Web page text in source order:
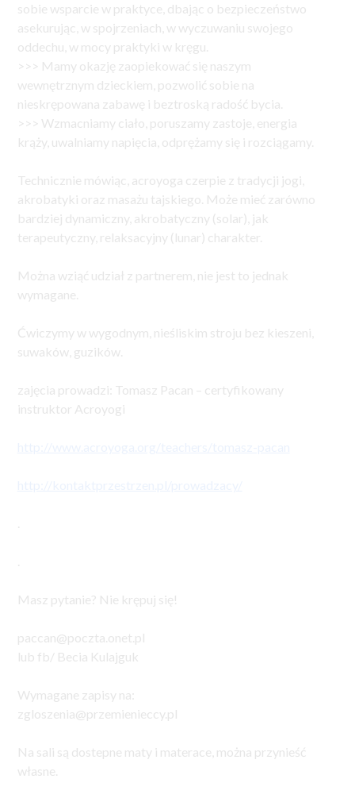
sobie wsparcie w praktyce, dbając o bezpieczeństwo
asekurując, w spojrzeniach, w wyczuwaniu swojego
oddechu, w mocy praktyki w kręgu.
>>> Mamy okazję zaopiekować się naszym
wewnętrznym dzieckiem, pozwolić sobie na
nieskrępowana zabawę i beztroską radość bycia.
>>> Wzmacniamy ciało, poruszamy zastoje, energia
krąży, uwalniamy napięcia, odprężamy się i rozciągamy.
Technicznie mówiąc, acroyoga czerpie z tradycji jogi,
akrobatyki oraz masażu tajskiego. Może mieć zarówno
bardziej dynamiczny, akrobatyczny (solar), jak
terapeutyczny, relaksacyjny (lunar) charakter.
Można wziąć udział z partnerem, nie jest to jednak
wymagane.
Ćwiczymy w wygodnym, nieśliskim stroju bez kieszeni,
suwaków, guzików.
zajęcia prowadzi: Tomasz Pacan – certyfikowany
instruktor Acroyogi
Masz pytanie? Nie krępuj się!
paccan@poczta.onet.pl
lub fb/ Becia Kulajguk
Wymagane zapisy na:
zgloszenia@przemienieccy.pl
Na sali są dostepne maty i materace, można przynieść
własne.